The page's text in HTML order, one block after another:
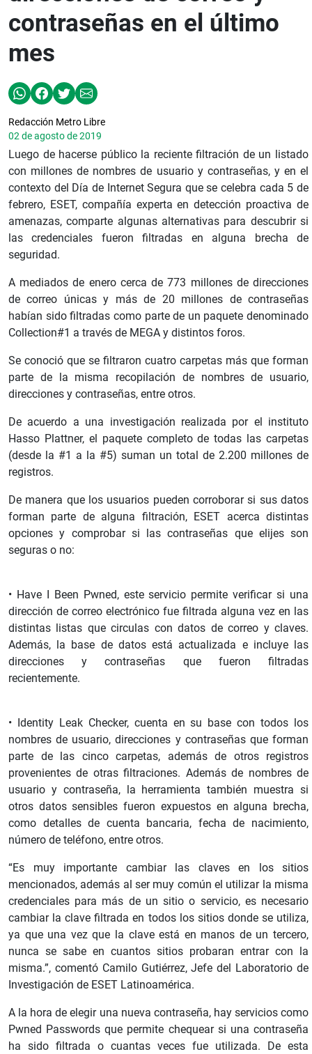
contraseñas en el último
mes
Redacción Metro Libre
02 de agosto de 2019
Luego de hacerse público la reciente filtración de un listado
con millones de nombres de usuario y contraseñas, y en el
contexto del Día de Internet Segura que se celebra cada 5 de
febrero, ESET, compañía experta en detección proactiva de
amenazas, comparte algunas alternativas para descubrir si
las credenciales fueron filtradas en alguna brecha de
seguridad.
A mediados de enero cerca de 773 millones de direcciones
de correo únicas y más de 20 millones de contraseñas
habían sido filtradas como parte de un paquete denominado
Collection#1 a través de MEGA y distintos foros.
Se conoció que se filtraron cuatro carpetas más que forman
parte de la misma recopilación de nombres de usuario,
direcciones y contraseñas, entre otros.
De acuerdo a una investigación realizada por el instituto
Hasso Plattner, el paquete completo de todas las carpetas
(desde la #1 a la #5) suman un total de 2.200 millones de
registros.
De manera que los usuarios pueden corroborar si sus datos
forman parte de alguna filtración, ESET acerca distintas
opciones y comprobar si las contraseñas que elijes son
seguras o no:
• Have I Been Pwned, este servicio permite verificar si una
dirección de correo electrónico fue filtrada alguna vez en las
distintas listas que circulas con datos de correo y claves.
Además, la base de datos está actualizada e incluye las
direcciones y contraseñas que fueron filtradas
recientemente.
• Identity Leak Checker, cuenta en su base con todos los
nombres de usuario, direcciones y contraseñas que forman
parte de las cinco carpetas, además de otros registros
provenientes de otras filtraciones. Además de nombres de
usuario y contraseña, la herramienta también muestra si
otros datos sensibles fueron expuestos en alguna brecha,
como detalles de cuenta bancaria, fecha de nacimiento,
número de teléfono, entre otros.
“Es muy importante cambiar las claves en los sitios
mencionados, además al ser muy común el utilizar la misma
credenciales para más de un sitio o servicio, es necesario
cambiar la clave filtrada en todos los sitios donde se utiliza,
ya que una vez que la clave está en manos de un tercero,
nunca se sabe en cuantos sitios probaran entrar con la
misma.”, comentó Camilo Gutiérrez, Jefe del Laboratorio de
Investigación de ESET Latinoamérica.
A la hora de elegir una nueva contraseña, hay servicios como
Pwned Passwords que permite chequear si una contraseña
ha sido filtrada o cuantas veces fue utilizada. De esta